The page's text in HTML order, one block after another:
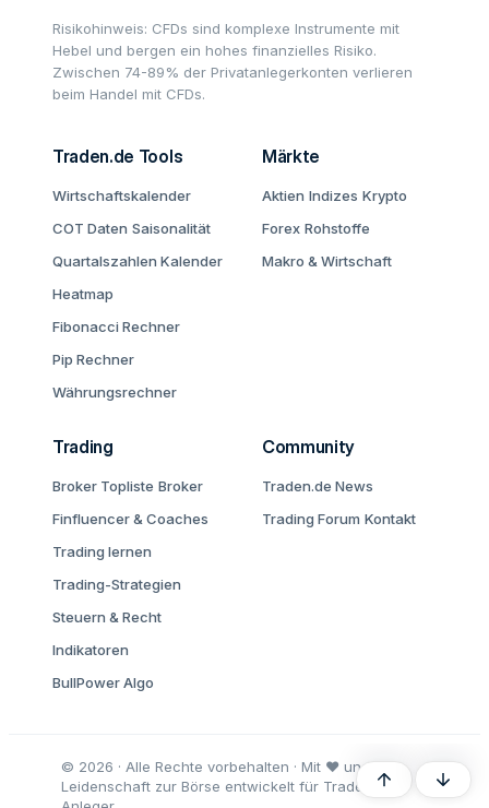
Risikohinweis: CFDs sind komplexe Instrumente mit
Hebel und bergen ein hohes finanzielles Risiko.
Zwischen 74-89% der Privatanlegerkonten verlieren
beim Handel mit CFDs.
Traden.de Tools
Wirtschaftskalender
COT Daten Saisonalität
Quartalszahlen Kalender
Heatmap
Fibonacci Rechner
Pip Rechner
Währungsrechner
Märkte
Aktien Indizes Krypto
Forex Rohstoffe
Makro & Wirtschaft
Trading
Broker Topliste Broker
Finfluencer & Coaches
Trading lernen
Trading-Strategien
Steuern & Recht
Indikatoren
BullPower Algo
Community
Traden.de News
Trading Forum Kontakt
© 2026 · Alle Rechte vorbehalten · Mit ♥ und
Leidenschaft zur Börse entwickelt für Trader undOben Unten